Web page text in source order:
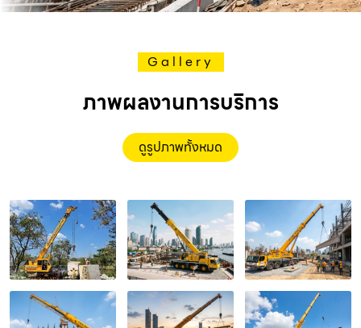
Gallery
ภาพผลงานการบริการ
ดูรูปภาพทั้งหมด